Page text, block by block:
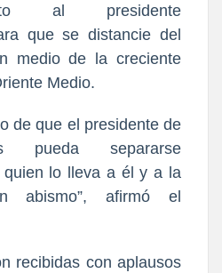
al presidente
que se distancie del
medio de la creciente
Medio.
de que el presidente de
pueda separarse
quien lo lleva a él y a la
abismo”, afirmó el
recibidas con aplausos